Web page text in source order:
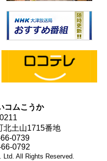
ムこうか
北土山1715番地
0739
0792
All Rights Reserved.